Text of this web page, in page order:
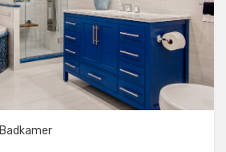
Badkamer